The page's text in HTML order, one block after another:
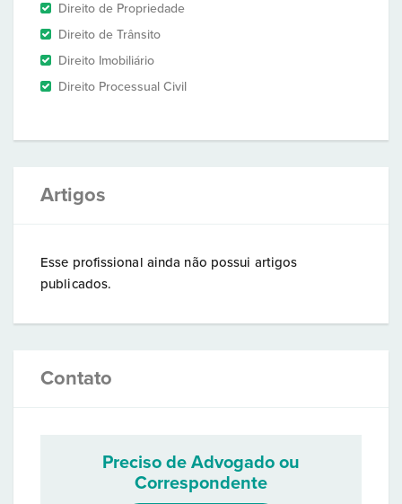
Direito de Propriedade
Direito de Trânsito
Direito Imobiliário
Direito Processual Civil
Artigos
Esse profissional ainda não possui artigos
publicados.
Contato
Preciso de Advogado ou
Correspondente